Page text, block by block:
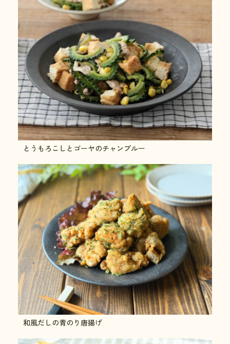
とうもろこしとゴーヤのチャンプルー
和風だしの青のり唐揚げ